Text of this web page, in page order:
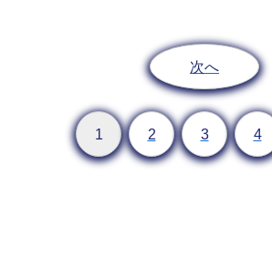
次へ
1 2 3 4